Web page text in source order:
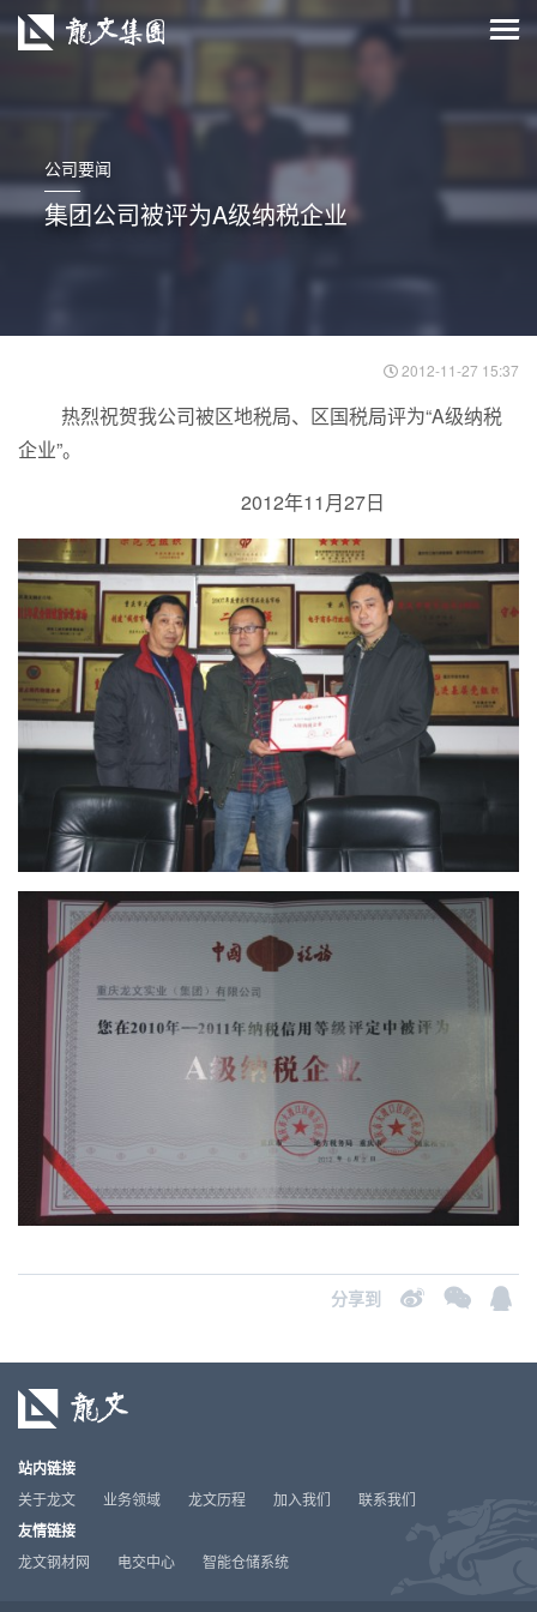
公司要闻
集团公司被评为A级纳税企业
2012-11-27 15:37
热烈祝贺我公司被区地税局、区国税局评为“A级纳税
企业”。
2012年11月27日
分享到
站内链接
关于龙文 业务领域 龙文历程 加入我们 联系我们
友情链接
龙文钢材网 电交中心 智能仓储系统